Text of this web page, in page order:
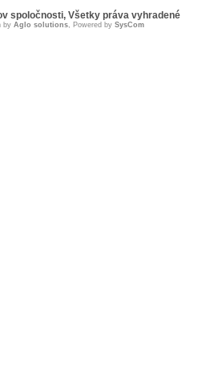
spoločnosti, Všetky práva vyhradené
by Aglo solutions, Powered by SysCom